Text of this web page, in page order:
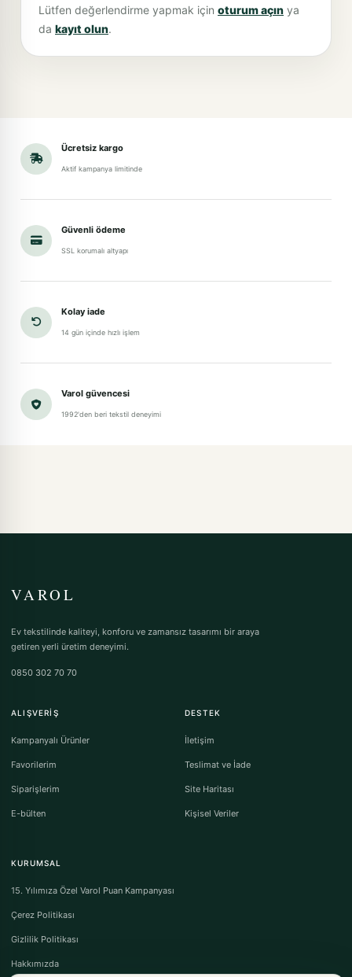
Lütfen değerlendirme yapmak için oturum açın ya
da kayıt olun.
Ücretsiz kargo
Aktif kampanya limitinde
Güvenli ödeme
SSL korumalı altyapı
Kolay iade
14 gün içinde hızlı işlem
Varol güvencesi
1992'den beri tekstil deneyimi
VAROL
Ev tekstilinde kaliteyi, konforu ve zamansız tasarımı bir araya
getiren yerli üretim deneyimi.
0850 302 70 70
ALIŞVERIŞ
Kampanyalı Ürünler
Favorilerim
Siparişlerim
E-bülten
DESTEK
İletişim
Teslimat ve İade
Site Haritası
Kişisel Veriler
KURUMSAL
15. Yılımıza Özel Varol Puan Kampanyası
Çerez Politikası
Gizlilik Politikası
Hakkımızda